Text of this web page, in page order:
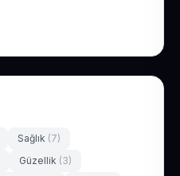
Sağlık (7)
Güzellik (3)